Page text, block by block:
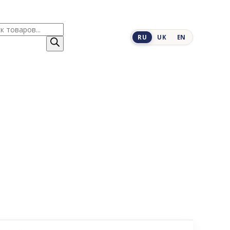
RU UK EN